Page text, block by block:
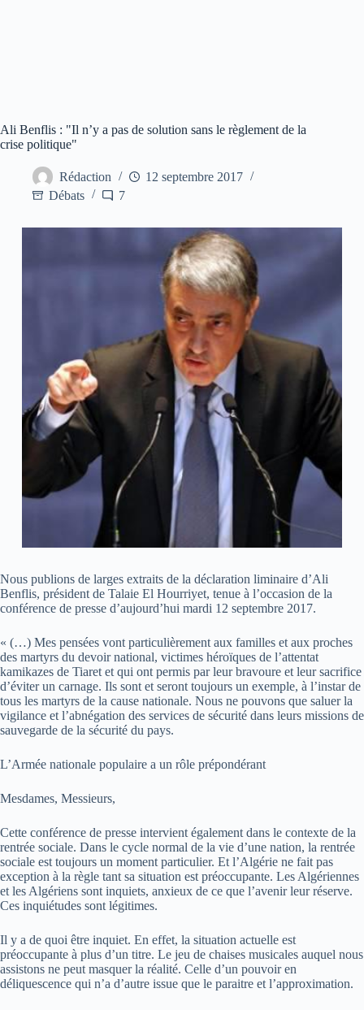
Ali Benflis : "Il n’y a pas de solution sans le règlement de la
crise politique"
Rédaction
12 septembre 2017
Débats
7
Nous publions de larges extraits de la déclaration liminaire d’Ali
Benflis, président de Talaie El Hourriyet, tenue à l’occasion de la
conférence de presse d’aujourd’hui mardi 12 septembre 2017.
« (…) Mes pensées vont particulièrement aux familles et aux proches
des martyrs du devoir national, victimes héroïques de l’attentat
kamikazes de Tiaret et qui ont permis par leur bravoure et leur sacrifice
d’éviter un carnage. Ils sont et seront toujours un exemple, à l’instar de
tous les martyrs de la cause nationale. Nous ne pouvons que saluer la
vigilance et l’abnégation des services de sécurité dans leurs missions de
sauvegarde de la sécurité du pays.
L’Armée nationale populaire a un rôle prépondérant
Mesdames, Messieurs,
Cette conférence de presse intervient également dans le contexte de la
rentrée sociale. Dans le cycle normal de la vie d’une nation, la rentrée
sociale est toujours un moment particulier. Et l’Algérie ne fait pas
exception à la règle tant sa situation est préoccupante. Les Algériennes
et les Algériens sont inquiets, anxieux de ce que l’avenir leur réserve.
Ces inquiétudes sont légitimes.
Il y a de quoi être inquiet. En effet, la situation actuelle est
préoccupante à plus d’un titre. Le jeu de chaises musicales auquel nous
assistons ne peut masquer la réalité. Celle d’un pouvoir en
déliquescence qui n’a d’autre issue que le paraitre et l’approximation.